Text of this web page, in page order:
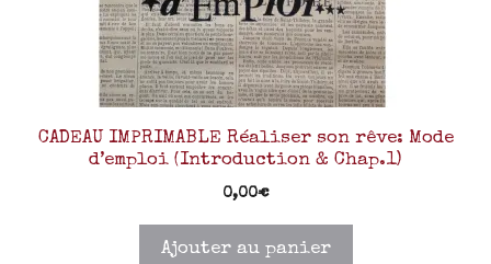
CADEAU IMPRIMABLE Réaliser son rêve: Mode
d’emploi (Introduction & Chap.1)
0,00€
Ajouter au panier